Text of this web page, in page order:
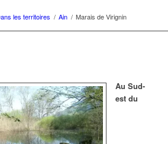
les territoires / Ain / Marais de Virignin
Au Sud-
est du